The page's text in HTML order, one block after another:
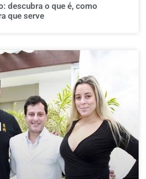
descubra o que é, como
que serve